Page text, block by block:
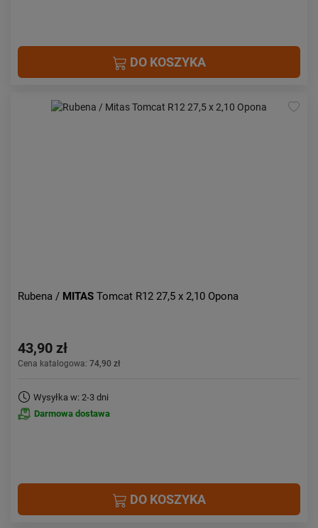
DO KOSZYKA
Rubena / MITAS Tomcat R12 27,5 x 2,10 Opona
43,90 zł
Cena katalogowa: 74,90 zł
Wysyłka w: 2-3 dni
Darmowa dostawa
DO KOSZYKA